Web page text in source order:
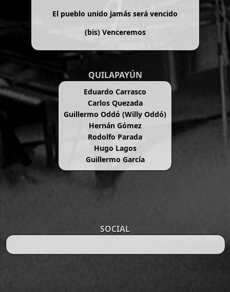
El pueblo unido jamás será vencido
(bis) Venceremos
QUILAPAYÚN
Eduardo Carrasco
Carlos Quezada
Guillermo Oddó (Willy Oddó)
Hernán Gómez
Rodolfo Parada
Hugo Lagos
Guillermo García
SOCIAL